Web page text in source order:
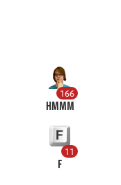
166
HMMM
11
F